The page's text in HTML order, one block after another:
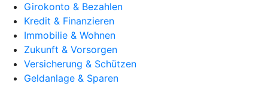
Girokonto & Bezahlen
Kredit & Finanzieren
Immobilie & Wohnen
Zukunft & Vorsorgen
Versicherung & Schützen
Geldanlage & Sparen